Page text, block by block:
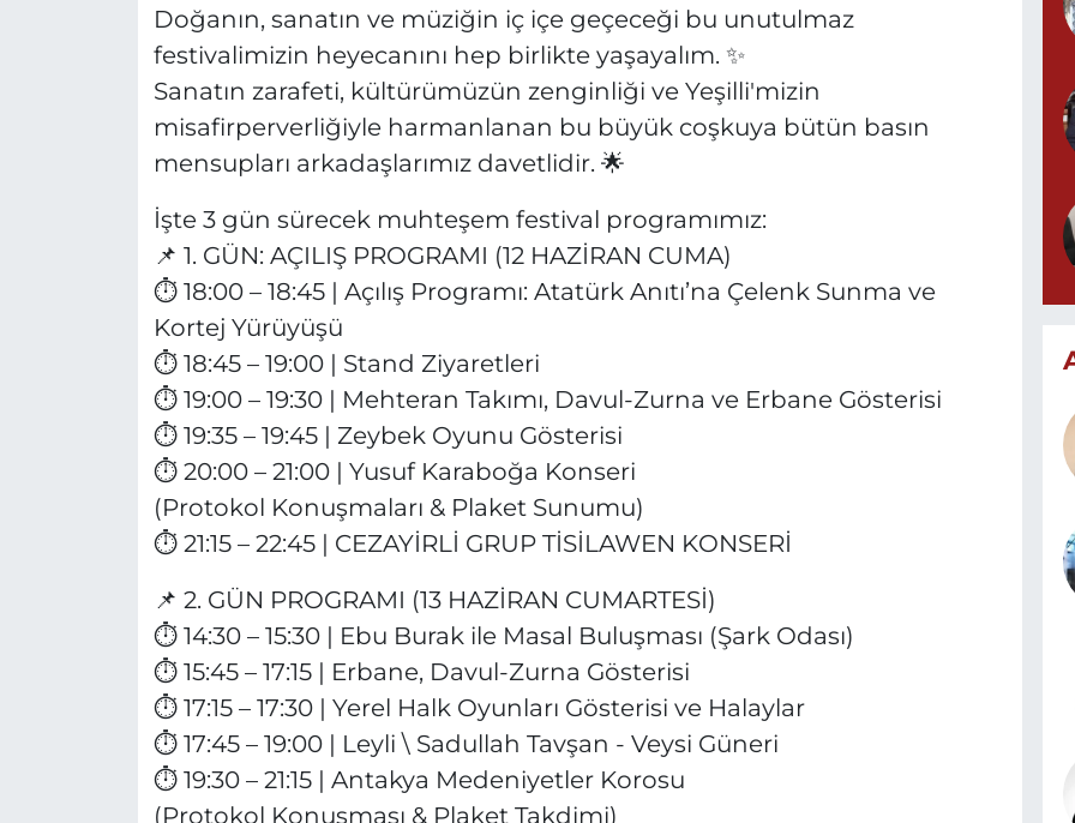
Doğanın, sanatın ve müziğin iç içe geçeceği bu unutulmaz
festivalimizin heyecanını hep birlikte yaşayalım. ✨
Sanatın zarafeti, kültürümüzün zenginliği ve Yeşilli'mizin
misafirperverliğiyle harmanlanan bu büyük coşkuya bütün basın
mensupları arkadaşlarımız davetlidir. 🌟
İşte 3 gün sürecek muhteşem festival programımız:
📌 1. GÜN: AÇILIŞ PROGRAMI (12 HAZİRAN CUMA)
⏱️ 18:00 – 18:45 | Açılış Programı: Atatürk Anıtı’na Çelenk Sunma ve
Kortej Yürüyüşü
⏱️ 18:45 – 19:00 | Stand Ziyaretleri
⏱️ 19:00 – 19:30 | Mehteran Takımı, Davul-Zurna ve Erbane Gösterisi
⏱️ 19:35 – 19:45 | Zeybek Oyunu Gösterisi
⏱️ 20:00 – 21:00 | Yusuf Karaboğa Konseri
(Protokol Konuşmaları & Plaket Sunumu)
⏱️ 21:15 – 22:45 | CEZAYİRLİ GRUP TİSİLAWEN KONSERİ
📌 2. GÜN PROGRAMI (13 HAZİRAN CUMARTESİ)
⏱️ 14:30 – 15:30 | Ebu Burak ile Masal Buluşması (Şark Odası)
⏱️ 15:45 – 17:15 | Erbane, Davul-Zurna Gösterisi
⏱️ 17:15 – 17:30 | Yerel Halk Oyunları Gösterisi ve Halaylar
⏱️ 17:45 – 19:00 | Leyli \ Sadullah Tavşan - Veysi Güneri
⏱️ 19:30 – 21:15 | Antakya Medeniyetler Korosu
(Protokol Konuşması & Plaket Takdimi)